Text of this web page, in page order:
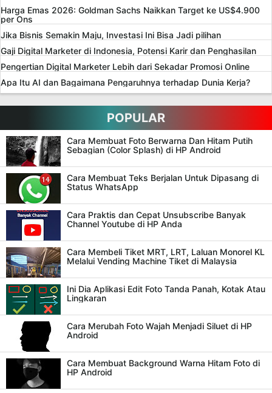
Harga Emas 2026: Goldman Sachs Naikkan Target ke US$4.900
per Ons
Jika Bisnis Semakin Maju, Investasi Ini Bisa Jadi pilihan
Gaji Digital Marketer di Indonesia, Potensi Karir dan Penghasilan
Pengertian Digital Marketer Lebih dari Sekadar Promosi Online
Apa Itu AI dan Bagaimana Pengaruhnya terhadap Dunia Kerja?
POPULAR
Cara Membuat Foto Berwarna Dan Hitam Putih
Sebagian (Color Splash) di HP Android
Cara Membuat Teks Berjalan Untuk Dipasang di
Status WhatsApp
Cara Praktis dan Cepat Unsubscribe Banyak
Channel Youtube di HP Anda
Cara Membeli Tiket MRT, LRT, Laluan Monorel KL
Melalui Vending Machine Tiket di Malaysia
Ini Dia Aplikasi Edit Foto Tanda Panah, Kotak Atau
Lingkaran
Cara Merubah Foto Wajah Menjadi Siluet di HP
Android
Cara Membuat Background Warna Hitam Foto di
HP Android